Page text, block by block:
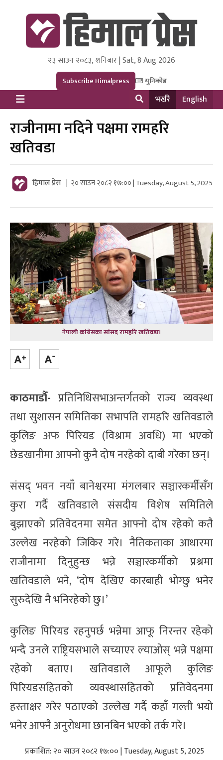
Himal Press
Dot NewsyNepal Media and Research Pvt Ltd.
२३ साउन २०८३, शनिबार | Sat, 8 Aug 2026
Subscribe Himalpress युनिकोड
भर्खरै English
राजीनामा नदिने पक्षमा रामहरि
खतिवडा
हिमाल प्रेस २० साउन २०८२ १७:०० | Tuesday, August 5, 2025
नेपाली कांग्रेसका सांसद रामहरि खतिवडा।
काठमाडौँ- प्रतिनिधिसभाअन्तर्गतको राज्य व्यवस्था
तथा सुशासन समितिका सभापति रामहरि खतिवडाले
कुलिङ अफ पिरियड (विश्राम अवधि) मा भएको
छेडखानीमा आफ्नो कुनै दोष नरहेको दाबी गरेका छन्।
संसद् भवन नयाँ बानेश्वरमा मंगलबार सञ्चारकर्मीसँग
कुरा गर्दै खतिवडाले संसदीय विशेष समितिले
बुझाएको प्रतिवेदनमा समेत आफ्नो दोष रहेको कतै
उल्लेख नरहेको जिकिर गरे। नैतिकताका आधारमा
राजीनामा दिनुहुन्छ भन्ने सञ्चारकर्मीको प्रश्नमा
खतिवडाले भने, ‘दोष देखिए कारबाही भोग्छु भनेर
सुरुदेखि नै भनिरहेको छु।’
कुलिङ पिरियड रहनुपर्छ भन्नेमा आफू निरन्तर रहेको
भन्दै उनले राष्ट्रियसभाले सच्याएर ल्याओस् भन्ने पक्षमा
रहेको बताए। खतिवडाले आफूले कुलिङ
पिरियडसहितको व्यवस्थासहितको प्रतिवेदनमा
हस्ताक्षर गरेर पठाएको उल्लेख गर्दै कहाँ गल्ती भयो
भनेर आफ्नै अनुरोधमा छानबिन भएको तर्क गरे।
प्रकाशित: २० साउन २०८२ १७:०० | Tuesday, August 5, 2025